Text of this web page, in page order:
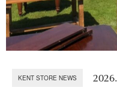
KENT STORE NEWS